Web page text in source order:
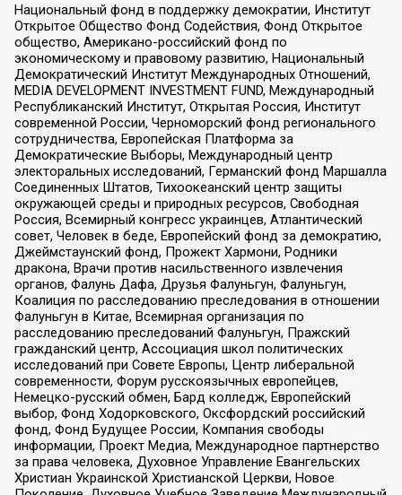
Национальный фонд в поддержку демократии, Институт
Открытое Общество Фонд Содействия, Фонд Открытое
общество, Американо-российский фонд по
экономическому и правовому развитию, Национальный
Демократический Институт Международных Отношений,
MEDIA DEVELOPMENT INVESTMENT FUND, Международный
Республиканский Институт, Открытая Россия, Институт
современной России, Черноморский фонд регионального
сотрудничества, Европейская Платформа за
Демократические Выборы, Международный центр
электоральных исследований, Германский фонд Маршалла
Соединенных Штатов, Тихоокеанский центр защиты
окружающей среды и природных ресурсов, Свободная
Россия, Всемирный конгресс украинцев, Атлантический
совет, Человек в беде, Европейский фонд за демократию,
Джеймстаунский фонд, Прожект Хармони, Родники
дракона, Врачи против насильственного извлечения
органов, Фалунь Дафа, Друзья Фалуньгун, Фалуньгун,
Коалиция по расследованию преследования в отношении
Фалуньгун в Китае, Всемирная организация по
расследованию преследований Фалуньгун, Пражский
гражданский центр, Ассоциация школ политических
исследований при Совете Европы, Центр либеральной
современности, Форум русскоязычных европейцев,
Немецко-русский обмен, Бард колледж, Европейский
выбор, Фонд Ходорковского, Оксфордский российский
фонд, Фонд Будущее России, Компания свободы
информации, Проект Медиа, Международное партнерство
за права человека, Духовное Управление Евангельских
Христиан Украинской Христианской Церкви, Новое